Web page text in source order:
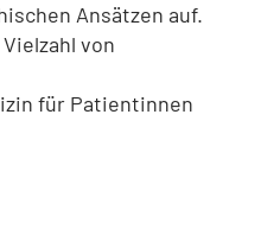
Ansätzen auf.
von
für Patientinnen